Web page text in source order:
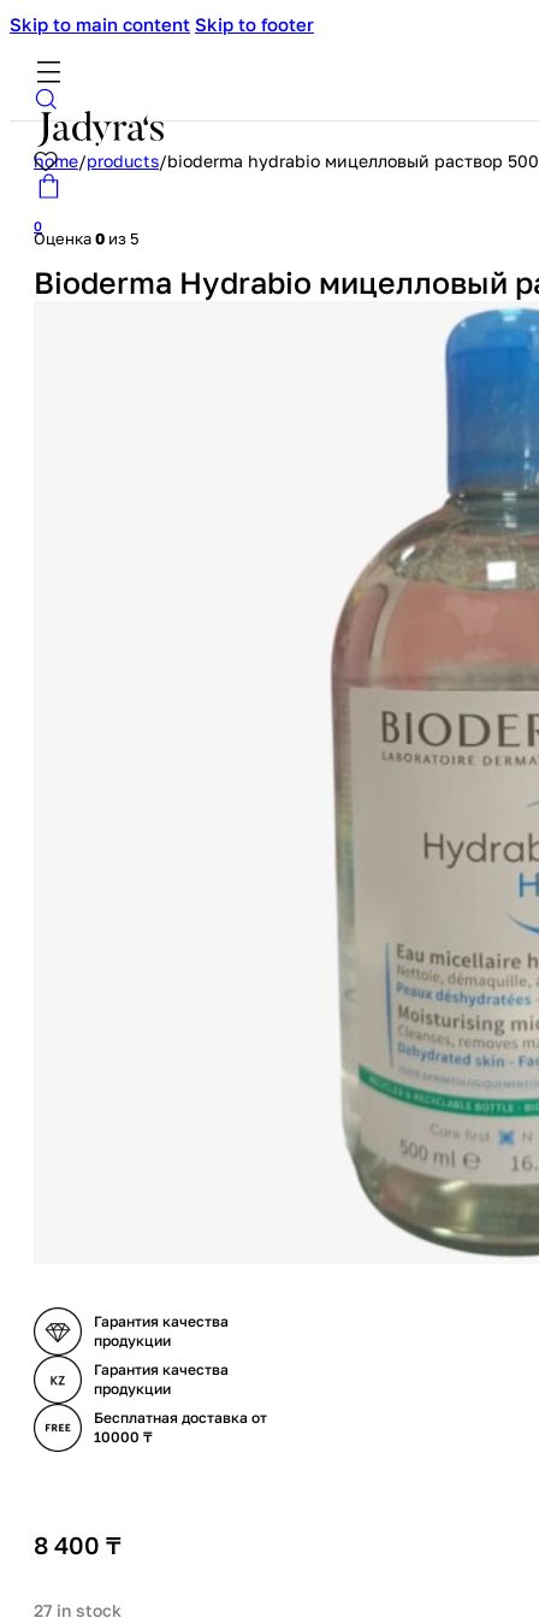
Skip to main content Skip to footer
0
home/products/bioderma hydrabio мицелловый раствор
Оценка0 из 5
Bioderma Hydrabio мицелловый
Гарантия качества
продукции
Гарантия качества
продукции
Бесплатная доставка от
10000 ₸
8 400 ₸
27 in stock